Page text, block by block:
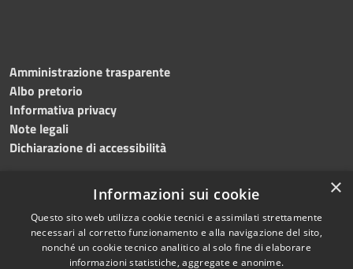
Amministrazione trasparente
Albo pretorio
Informativa privacy
Note legali
Dichiarazione di accessibilità
Copyright © 2026 • Comune di
×
Informazioni sui cookie
Questo sito web utilizza cookie tecnici e assimilati strettamente
necessari al corretto funzionamento e alla navigazione del sito,
nonché un cookie tecnico analitico al solo fine di elaborare
informazioni statistiche, aggregate e anonime.